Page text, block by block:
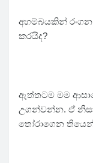
අහම්බයකින්
කරයිද?
ඇත්තටම මම
උගන්වන්න. ඒ
තෝරාගෙන